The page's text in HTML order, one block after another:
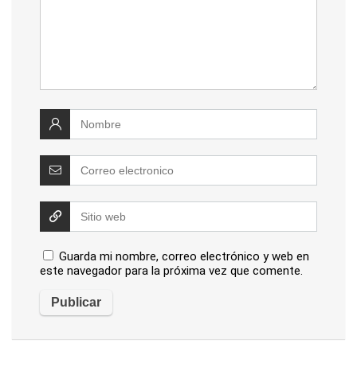
Guarda mi nombre, correo electrónico y web en
este navegador para la próxima vez que comente.